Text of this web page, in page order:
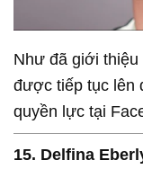
Như đã giới thiệu
được tiếp tục lên
quyền lực tại
15. Delfina